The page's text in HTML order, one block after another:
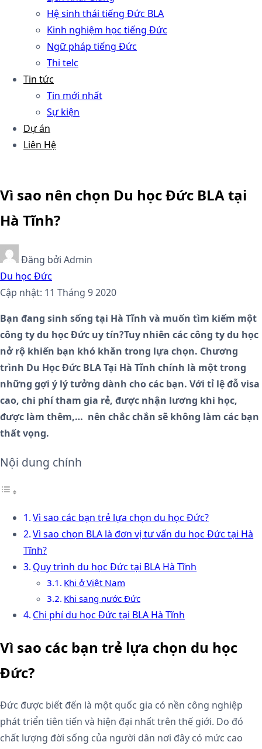
Hệ sinh thái tiếng Đức BLA
Kinh nghiệm học tiếng Đức
Ngữ pháp tiếng Đức
Thi telc
Tin tức
Tin mới nhất
Sự kiện
Dự án
Liên Hệ
Vì sao nên chọn Du học Đức BLA tại
Hà Tĩnh?
Đăng bởi Admin
Du học Đức
Cập nhật: 11 Tháng 9 2020
Bạn đang sinh sống tại Hà Tĩnh và muốn tìm kiếm một
công ty du học Đức uy tín?Tuy nhiên các công ty du học
nở rộ khiến bạn khó khăn trong lựa chọn. Chương
trình Du Học Đức BLA Tại Hà Tĩnh chính là một trong
những gợi ý lý tưởng dành cho các bạn. Với tỉ lệ đỗ visa
cao, chi phí tham gia rẻ, được nhận lương khi học,
được làm thêm,… nên chắc chắn sẽ không làm các bạn
thất vọng.
Nội dung chính
Vì sao các bạn trẻ lựa chọn du học Đức?
Vì sao chọn BLA là đơn vị tư vấn du học Đức tại Hà
Tĩnh?
Quy trình du học Đức tại BLA Hà Tĩnh
Khi ở Việt Nam
Khi sang nước Đức
Chi phí du học Đức tại BLA Hà Tĩnh
Vì sao các bạn trẻ lựa chọn du học
Đức?
Đức được biết đến là một quốc gia có nền công nghiệp
phát triển tiên tiến và hiện đại nhất trên thế giới. Do đó
chất lượng đời sống của người dân nơi đây có mức cao